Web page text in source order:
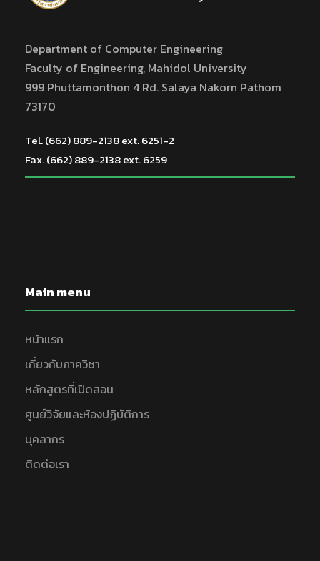
Department of Computer Engineering
Faculty of Engineering, Mahidol University
999 Phuttamonthon 4 Rd. Salaya Nakorn Pathom
73170
Tel. (662) 889-2138 ext. 6251-2
Fax. (662) 889-2138 ext. 6259
Main menu
หน้าแรก
เกี่ยวกับภาควิชา
หลักสูตรที่เปิดสอน
ศูนย์วิจัยและห้องปฏิบัติการ
บุคลากร
ติดต่อเรา